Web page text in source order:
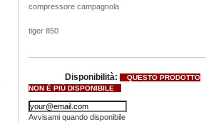
compressore campagnola
tiger 850
Disponibilità:
QUESTO PRODOTTO
NON È PIÙ DISPONIBILE
Avvisami quando disponibile